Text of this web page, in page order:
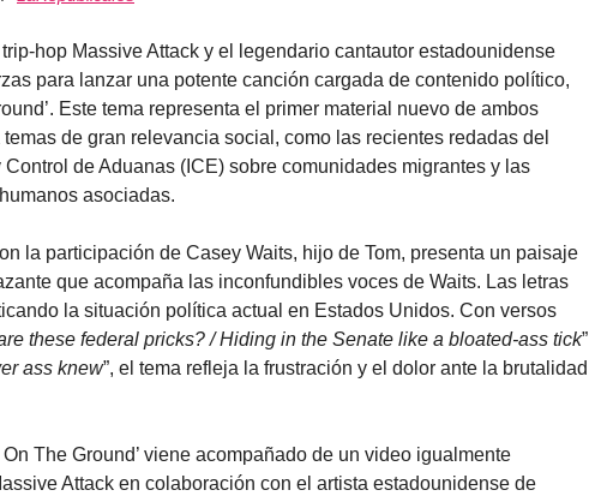
hop Massive Attack y el legendario cantautor estadounidense
para lanzar una potente canción cargada de contenido político,
Este tema representa el primer material nuevo de ambos
de gran relevancia social, como las recientes redadas del
de Aduanas (ICE) sobre comunidades migrantes y las
asociadas.
la participación de Casey Waits, hijo de Tom, presenta un paisaje
que acompaña las inconfundibles voces de Waits. Las letras
la situación política actual en Estados Unidos. Con versos
these federal pricks? / Hiding in the Senate like a bloated-ass tick”
ass knew”, el tema refleja la frustración y el dolor ante la brutalidad
The Ground’ viene acompañado de un video igualmente
Attack en colaboración con el artista estadounidense de